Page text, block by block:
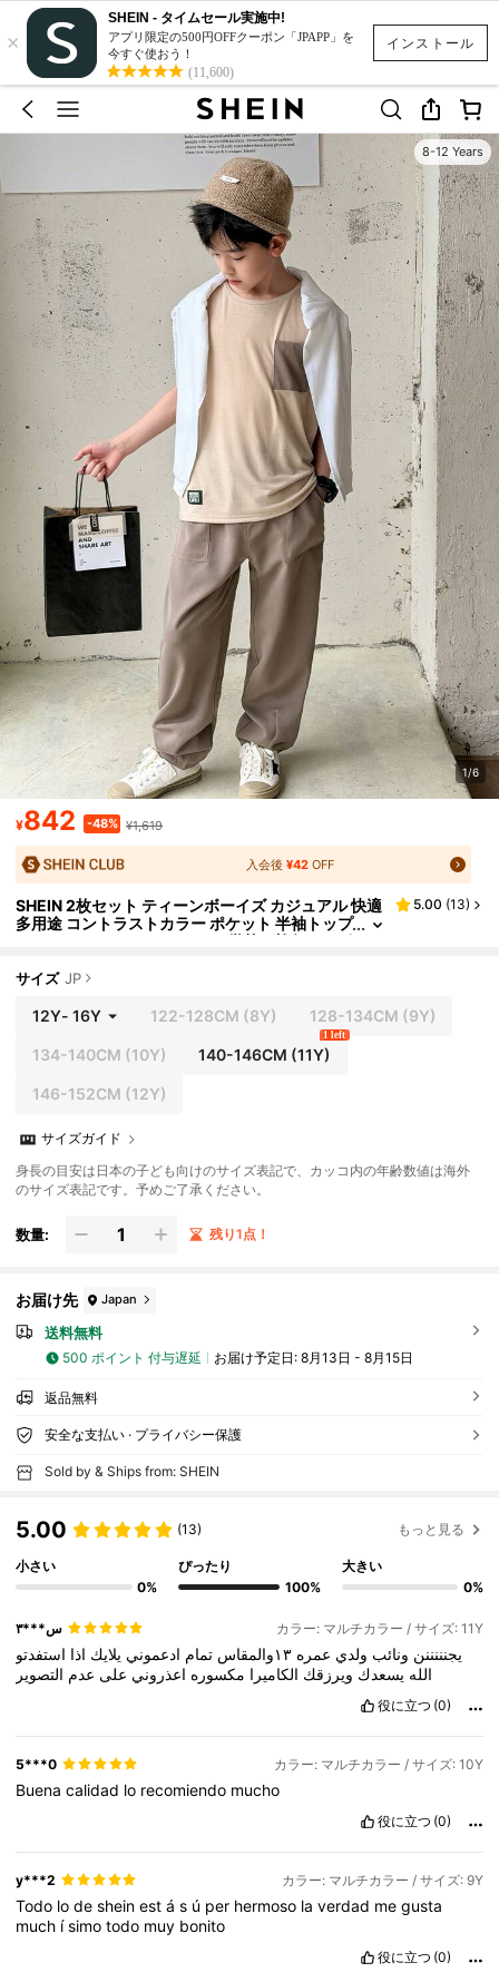
インストール
×
SHEIN - タイムセール実施中!
アプリ限定の500円OFFクーポン「JPAPP」を
今すぐ使おう！
(11,600)
8-12 Years
1/6
¥842 -48% ¥1,619
入会後¥42 OFF
SHEIN 2枚セット ティーンボーイズ カジュアル 快適
多用途 コントラストカラー ポケット 半袖トップ
ス&パンツセット、デイリー、学校、旅行、スポ
5.00 (13)
サイズ JP
12Y- 16Y 122-128CM (8Y) 128-134CM (9Y)
134-140CM (10Y) 140-146CM (11Y)
1 left
146-152CM (12Y)
サイズガイド
身長の目安は日本の子ども向けのサイズ表記で、カッコ内の年齢数値は海外
のサイズ表記です。予めご了承ください。
数量: 残り1点！
お届け先 Japan
送料無料
500 ポイント 付与遅延 お届け予定日: 8月13日 - 8月15日
返品無料
安全な支払い · プライバシー保護
Sold by & Ships from: SHEIN
5.00 (13) もっと見る
小さい
0%
ぴったり
100%
大きい
0%
س***٣ カラー: マルチカラー / サイズ: 11Y
يجنننننن ونائب ولدي عمره ١٣والمقاس تمام ادعموني يلايك اذا استفدتو
الله يسعدك ويرزقك الكاميرا مكسوره اعذروني على عدم التصوير
役に立つ (0)
5***0 カラー: マルチカラー / サイズ: 10Y
Buenacalidad lo recomiendo mucho
役に立つ (0)
y***2 カラー: マルチカラー / サイズ: 9Y
Todo lodesheinestás ú per hermoso laverdad megusta
much ísimotodo muy bonito
役に立つ (0)